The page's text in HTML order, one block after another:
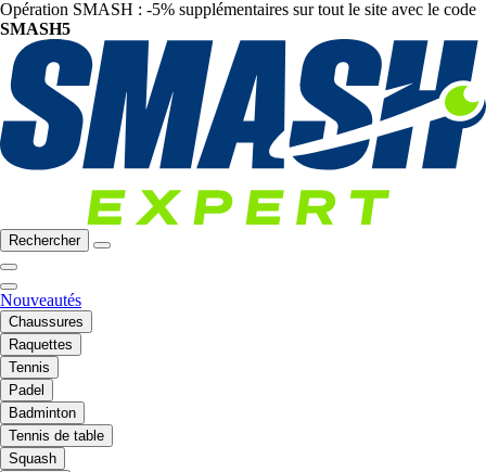
Opération SMASH : -5% supplémentaires sur tout le site avec le code
SMASH5
Rechercher
Nouveautés
Chaussures
Raquettes
Tennis
Padel
Badminton
Tennis de table
Squash